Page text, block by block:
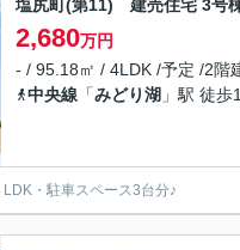
塩尻町(第11) 建売住宅 3号
2,680万円
- / 95.18㎡ / 4LDK /予定 /2階
中央線 「みどり湖 」駅 徒歩
・駐車スペース3台分♪